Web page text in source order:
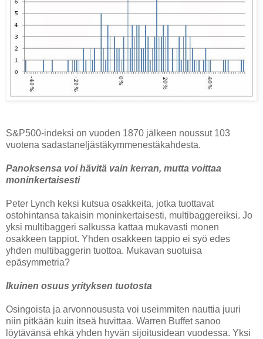
S&P500-indeksi on vuoden 1870 jälkeen noussut 103
vuotena sadastaneljästäkymmenestäkahdesta.
Panoksensa voi hävitä vain kerran, mutta voittaa
moninkertaisesti
Peter Lynch keksi kutsua osakkeita, jotka tuottavat
ostohintansa takaisin moninkertaisesti, multibaggereiksi. Jo
yksi multibaggeri salkussa kattaa mukavasti monen
osakkeen tappiot. Yhden osakkeen tappio ei syö edes
yhden multibaggerin tuottoa. Mukavan suotuisa
epäsymmetria?
Ikuinen osuus yrityksen tuotosta
Osingoista ja arvonnoususta voi useimmiten nauttia juuri
niin pitkään kuin itseä huvittaa. Warren Buffet sanoo
löytävänsä ehkä yhden hyvän sijoitusidean vuodessa. Yksi